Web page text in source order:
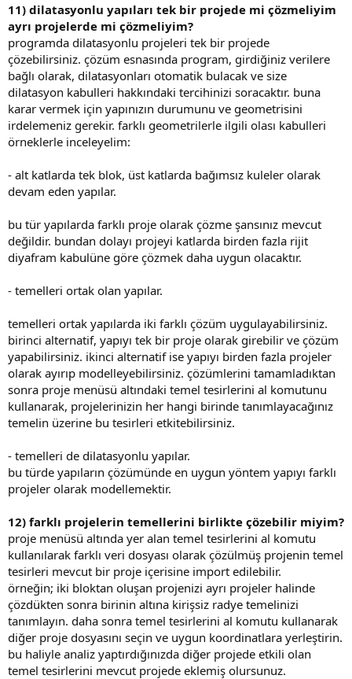
11) dilatasyonlu yapıları tek bir projede mi çözmeliyim
ayrı projelerde mi çözmeliyim?
programda dilatasyonlu projeleri tek bir projede
çözebilirsiniz. çözüm esnasında program, girdiğiniz verilere
bağlı olarak, dilatasyonları otomatik bulacak ve size
dilatasyon kabulleri hakkındaki tercihinizi soracaktır. buna
karar vermek için yapınızın durumunu ve geometrisini
irdelemeniz gerekir. farklı geometrilerle ilgili olası kabulleri
örneklerle inceleyelim:
- alt katlarda tek blok, üst katlarda bağımsız kuleler olarak
devam eden yapılar.
bu tür yapılarda farklı proje olarak çözme şansınız mevcut
değildir. bundan dolayı projeyi katlarda birden fazla rijit
diyafram kabulüne göre çözmek daha uygun olacaktır.
- temelleri ortak olan yapılar.
temelleri ortak yapılarda iki farklı çözüm uygulayabilirsiniz.
birinci alternatif, yapıyı tek bir proje olarak girebilir ve çözüm
yapabilirsiniz. i̇kinci alternatif ise yapıyı birden fazla projeler
olarak ayırıp modelleyebilirsiniz. çözümlerini tamamladıktan
sonra proje menüsü altındaki temel tesirlerini al komutunu
kullanarak, projelerinizin her hangi birinde tanımlayacağınız
temelin üzerine bu tesirleri etkitebilirsiniz.
- temelleri de dilatasyonlu yapılar.
bu türde yapıların çözümünde en uygun yöntem yapıyı farklı
projeler olarak modellemektir.
12) farklı projelerin temellerini birlikte çözebilir miyim?
proje menüsü altında yer alan temel tesirlerini al komutu
kullanılarak farklı veri dosyası olarak çözülmüş projenin temel
tesirleri mevcut bir proje içerisine import edilebilir.
örneğin; iki bloktan oluşan projenizi ayrı projeler halinde
çözdükten sonra birinin altına kirişsiz radye temelinizi
tanımlayın. daha sonra temel tesirlerini al komutu kullanarak
diğer proje dosyasını seçin ve uygun koordinatlara yerleştirin.
bu haliyle analiz yaptırdığınızda diğer projede etkili olan
temel tesirlerini mevcut projede eklemiş olursunuz.